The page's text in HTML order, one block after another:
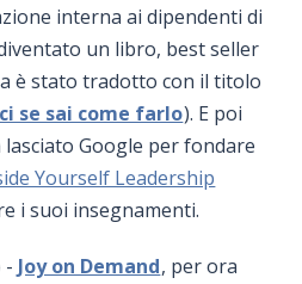
interna ai dipendenti di
un libro, best seller
è stato tradotto con il titolo
se sai come farlo). E poi
Google per fondare
Yourself Leadership
i suoi insegnamenti.
- Joy on Demand, per ora